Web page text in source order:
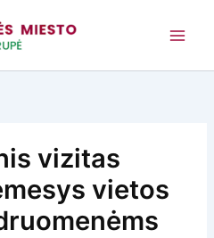
vizitas
vietos